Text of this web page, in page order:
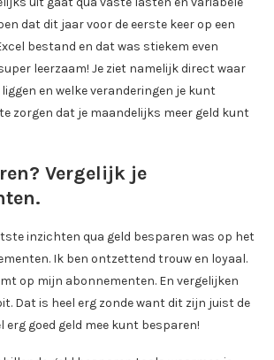
dat dit jaar voor de eerste keer op een
bestand en dat was stiekem even
leerzaam! Je ziet namelijk direct waar
en welke veranderingen je kunt
zorgen dat je maandelijks meer geld kunt
Vergelijk je
inzichten qua geld besparen was op het
Ik ben ontzettend trouw en loyaal.
op mijn abonnementen. En vergelijken
Dat is heel erg zonde want dit zijn juist de
erg goed geld mee kunt besparen!